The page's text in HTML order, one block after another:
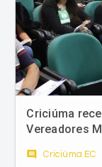
Criciúma
Vereadores
comment Criciúma EC